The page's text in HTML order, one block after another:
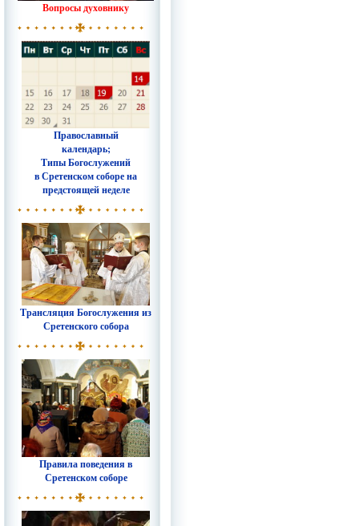
Вопросы духовнику
Православный
календарь;
Типы Богослужений
в Сретенском соборе на
предстоящей неделе
Трансляция Богослужения из
Сретенского собора
Правила поведения в
Сретенском соборе